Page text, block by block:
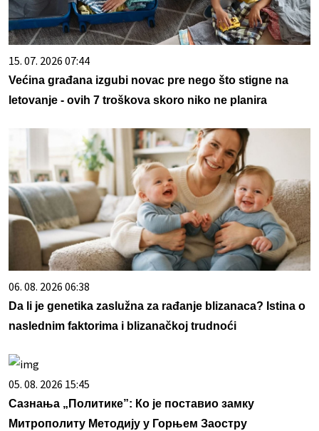
15. 07. 2026 07:44
Većina građana izgubi novac pre nego što stigne na
letovanje - ovih 7 troškova skoro niko ne planira
06. 08. 2026 06:38
Da li je genetika zaslužna za rađanje blizanaca? Istina o
naslednim faktorima i blizanačkoj trudnoći
05. 08. 2026 15:45
Сазнања „Политике”: Ко је поставио замку
Митрополиту Методију у Горњем Заостру